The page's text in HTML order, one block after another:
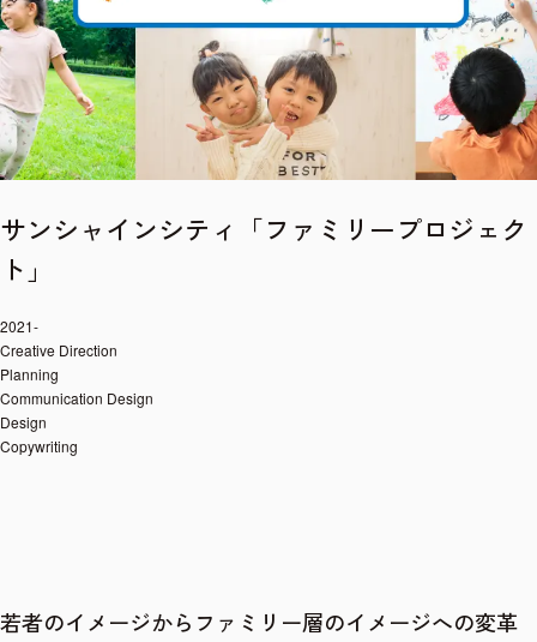
サンシャインシティ「ファミリープロジェク
ト」
2021-
Creative Direction
Planning
Communication Design
Design
Copywriting
若者のイメージからファミリー層のイメージへの変革